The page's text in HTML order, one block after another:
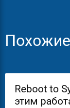
Reboot to
этим